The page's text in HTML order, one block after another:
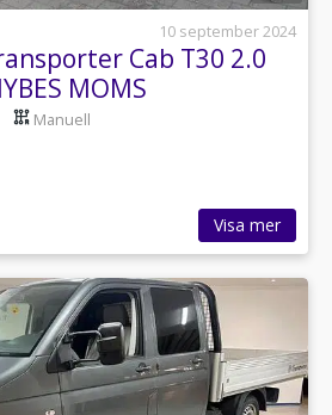
10 september 2024
Cab T30 2.0
MOMS
Manuell
Visa mer